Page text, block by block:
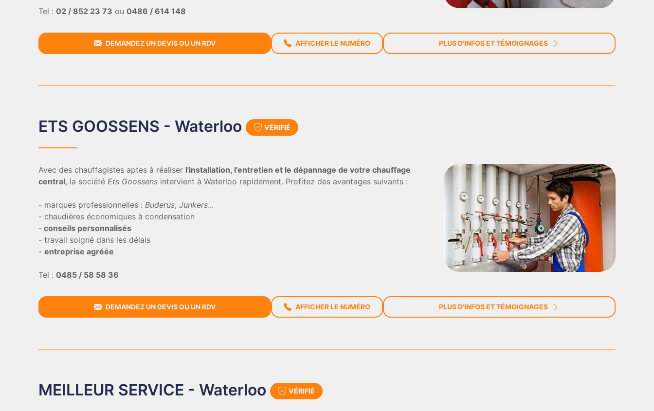
Tel : 02 / 852 23 73 ou 0486 / 614 148
DEMANDEZ UN DEVIS OU UN RDV AFFICHER LE NUMÉRO PLUS D'INFOS ET TÉMOIGNAGES
ETS GOOSSENS - Waterloo VÉRIFIÉ
Avec des chauffagistes aptes à réaliser l'installation, l'entretien et le dépannage de votre chauffage
central, la société Ets Goossens intervient à Waterloo rapidement. Profitez des avantages suivants :
- marques professionnelles : Buderus,Junkers...
- chaudières économiques à condensation
- conseils personnalisés
- travail soigné dans les délais
-entreprise agréée
Tel : 0485 / 58 58 36
DEMANDEZ UN DEVIS OU UN RDV AFFICHER LE NUMÉRO PLUS D'INFOS ET TÉMOIGNAGES
MEILLEUR SERVICE - Waterloo VÉRIFIÉ